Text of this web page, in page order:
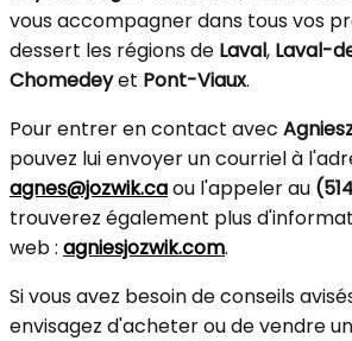
vous accompagner dans tous vos
dessert les régions de Laval, Laval-
Chomedeyet Pont-Viaux.
Pour entrer en contact avec
pouvez lui envoyer un courriel à
agnes@jozwik.caou l'appeler au
trouverez également plus
web : agniesjozwik.com.
Si vous avez besoin de conseils
envisagez d'acheter ou de vendre